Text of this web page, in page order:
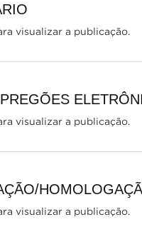
visualizar a publicação.
visualizar a publicação.
visualizar a publicação.